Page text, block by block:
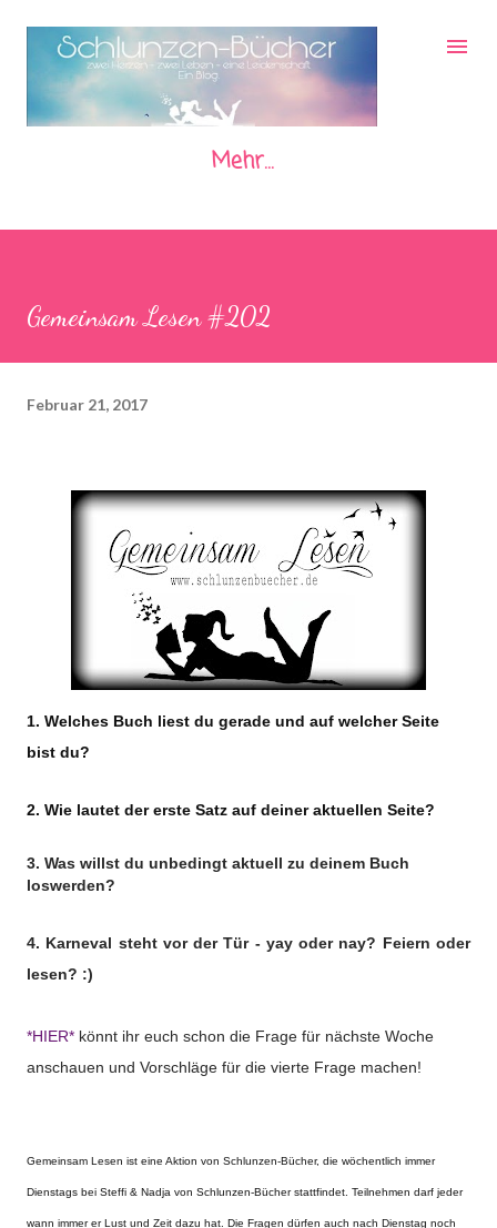
Direkt zum Hauptbereich
Mehr…
Gemeinsam Lesen #202
Februar 21, 2017
1. Welches Buch liest du gerade und auf welcher Seite
bist du?
2. Wie lautet der erste Satz auf deiner aktuellen Seite?
3. Was willst du unbedingt aktuell zu deinem Buch
loswerden?
4. Karneval steht vor der Tür - yay oder nay? Feiern oder
lesen? :)
*HIER* könnt ihr euch schon die Frage für nächste Woche
anschauen und Vorschläge für die vierte Frage machen!
Gemeinsam Lesen ist eine Aktion von Schlunzen-Bücher, die wöchentlich immer
Dienstags bei Steffi & Nadja von Schlunzen-Bücher stattfindet. Teilnehmen darf jeder
wann immer er Lust und Zeit dazu hat. Die Fragen dürfen auch nach Dienstag noch